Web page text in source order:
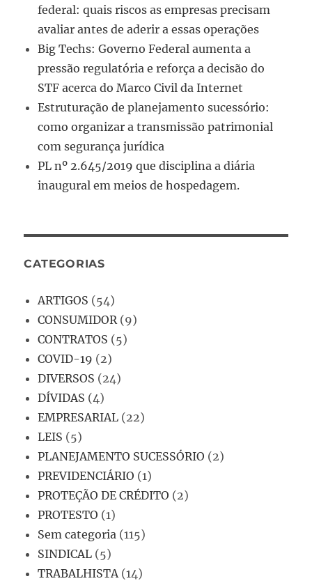
federal: quais riscos as empresas precisam
avaliar antes de aderir a essas operações
Big Techs: Governo Federal aumenta a
pressão regulatória e reforça a decisão do
STF acerca do Marco Civil da Internet
Estruturação de planejamento sucessório:
como organizar a transmissão patrimonial
com segurança jurídica
PL nº 2.645/2019 que disciplina a diária
inaugural em meios de hospedagem.
CATEGORIAS
ARTIGOS (54)
CONSUMIDOR (9)
CONTRATOS (5)
COVID-19 (2)
DIVERSOS (24)
DÍVIDAS (4)
EMPRESARIAL (22)
LEIS (5)
PLANEJAMENTO SUCESSÓRIO (2)
PREVIDENCIÁRIO (1)
PROTEÇÃO DE CRÉDITO (2)
PROTESTO (1)
Sem categoria (115)
SINDICAL (5)
TRABALHISTA (14)